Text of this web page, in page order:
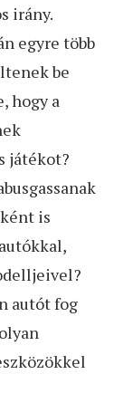
irány.
egyre több
be
hogy a
játékot?
is
autót fog